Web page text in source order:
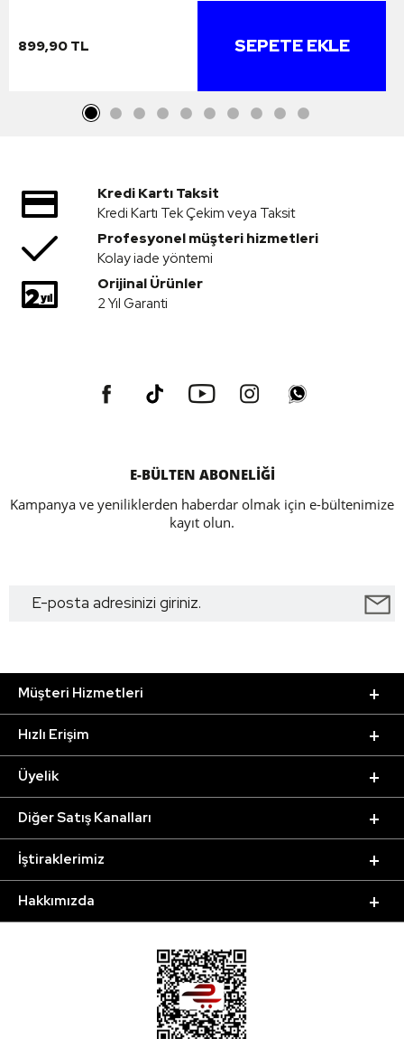
899,90 TL SEPETE EKLE
Kredi Kartı Taksit
Kredi Kartı Tek Çekim veya Taksit
Profesyonel müşteri hizmetleri
Kolay iade yöntemi
Orijinal Ürünler
2 Yıl Garanti
E-BÜLTEN ABONELİĞİ
Kampanya ve yeniliklerden haberdar olmak için e-bültenimize
kayıt olun.
Müşteri Hizmetleri
Hızlı Erişim
Üyelik
Diğer Satış Kanalları
İştiraklerimiz
Hakkımızda